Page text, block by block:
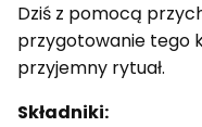
Dziś z pomocą
przygotowanie tego
przyjemny rytuał.
Składniki: